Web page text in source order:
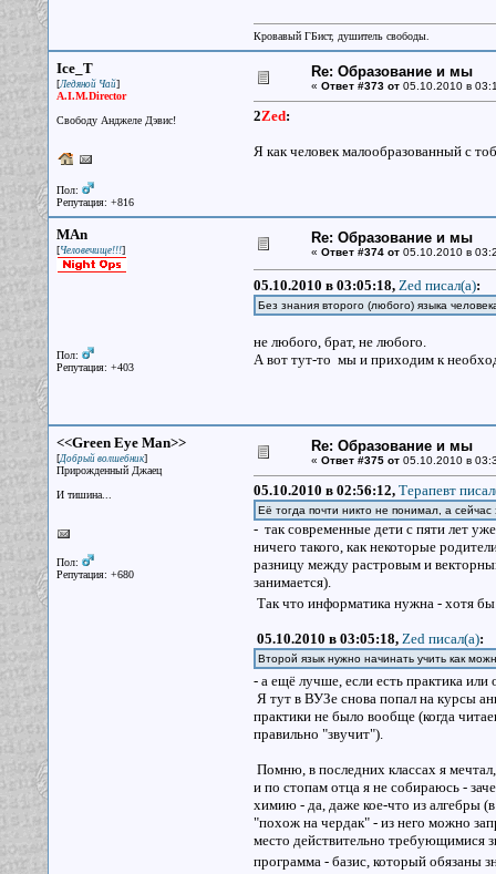
Кровавый ГБист, душитель свободы.
Ice_T
[Ледяной Чай]
A.I.M.Director
Свободу Анджеле Дэвис!
Пол:
Репутация: +816
Re: Образование и мы
« Ответ #373 от05.10.2010 в
2Zed:
Я как человек малообразованный с
MAn
[Человечище!!!]
Пол:
Репутация: +403
Re: Образование и мы
« Ответ #374 от05.10.2010 в
05.10.2010 в 03:05:18, Zed писал(a):
Без знания второго (любого) языка
не любого, брат, не любого.
А вот тут-то мы и приходим к
<<Green Eye Man>>
[Добрый волшебник]
Прирожденный Джаец
И тишина...
Пол:
Репутация: +680
Re: Образование и мы
« Ответ #375 от05.10.2010 в
05.10.2010 в 02:56:12, Терапевт
Её тогда почти никто не понимал, а
- так современные дети с пяти лет
ничего такого, как некоторые
разницу между растровым и
занимается).
Так что информатика нужна - хотя бы
05.10.2010 в 03:05:18, Zed писал(a):
Второй язык нужно начинать учить как
- а ещё лучше, если есть практика
Я тут в ВУЗе снова попал на курсы
практики не было вообще (когда
правильно "звучит").
Помню, в последних классах я
и по стопам отца я не собираюсь -
химию - да, даже кое-что из алгебры
"похож на чердак" - из него можно
место действительно требующимися
программа - базис, который обязаны